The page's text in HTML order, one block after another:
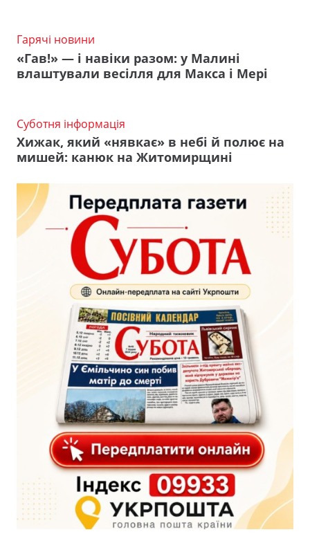
Гарячі новини
«Гав!» — і навіки разом: у Малині
влаштували весілля для Макса і Мері
Суботня інформація
Хижак, який «нявкає» в небі й полює на
мишей: канюк на Житомирщині